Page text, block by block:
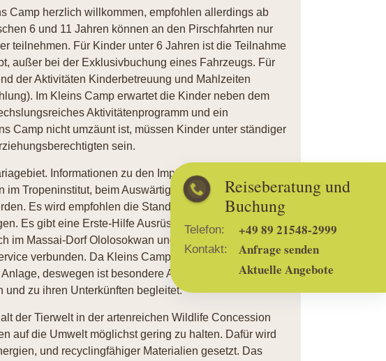
Reiseberatung und
Buchung
Telefon: +49 89 21548-2999
Kontakt:
Anfrage senden
Aktuelle Angebote
Camp herzlich willkommen, empfohlen allerdings ab
6 und 11 Jahren können an den Pirschfahrten nur
teilnehmen. Für Kinder unter 6 Jahren ist die Teilnahme
außer bei der Exklusivbuchung eines Fahrzeugs. Für
der Aktivitäten Kinderbetreuung und Mahlzeiten
Im Kleins Camp erwartet die Kinder neben dem
Aktivitätenprogramm und ein
Camp nicht umzäunt ist, müssen Kinder unter ständiger
sein.
Informationen zu den Impfungen und
im Tropeninstitut, beim Auswärtigen Amt oder dem
Es wird empfohlen die Standardimpfungen zu
Es gibt eine Erste-Hilfe Ausrüstung im Camp, die
im Massai-Dorf Ololosokwan und für den Notfall ist das
verbunden. Da Kleins Camp nicht umzäunt ist,
deswegen ist besondere Achtsamkeit empfohlen.
und zu ihren Unterkünften begleitet.
der Tierwelt in der artenreichen Wildlife Concession
auf die Umwelt möglichst gering zu halten. Dafür wird
und recyclingfähiger Materialien gesetzt. Das